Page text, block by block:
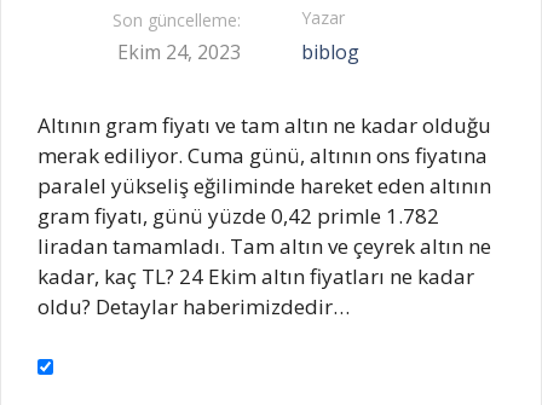
Son güncelleme:
Ekim 24, 2023
Yazar
biblog
Altının gram fiyatı ve tam altın ne kadar olduğu
merak ediliyor. Cuma günü, altının ons fiyatına
paralel yükseliş eğiliminde hareket eden altının
gram fiyatı, günü yüzde 0,42 primle 1.782
liradan tamamladı. Tam altın ve çeyrek altın ne
kadar, kaç TL? 24 Ekim altın fiyatları ne kadar
oldu? Detaylar haberimizdedir…